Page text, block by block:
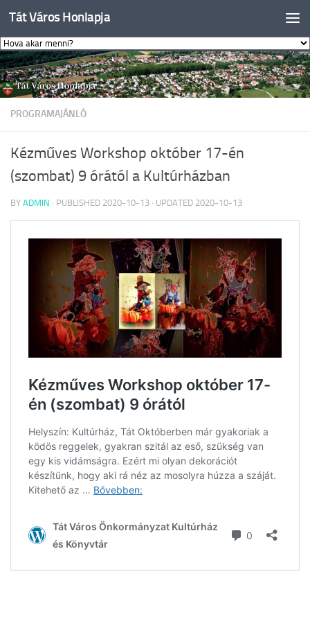
Skip to content
Tát Város Honlapja
PROGRAMAJÁNLÓ
Kézműves Workshop október 17-én
(szombat) 9 órától a Kultúrházban
BY ADMIN · PUBLISHED 2020-10-13 · UPDATED 2020-10-13